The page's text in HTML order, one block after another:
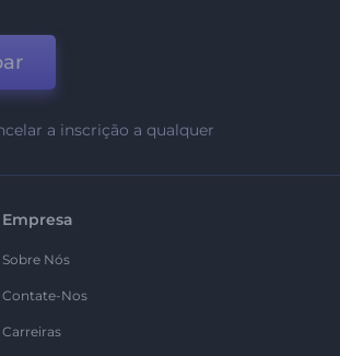
a inscrição a qualquer
Empresa
Sobre Nós
Contate-Nos
Carreiras